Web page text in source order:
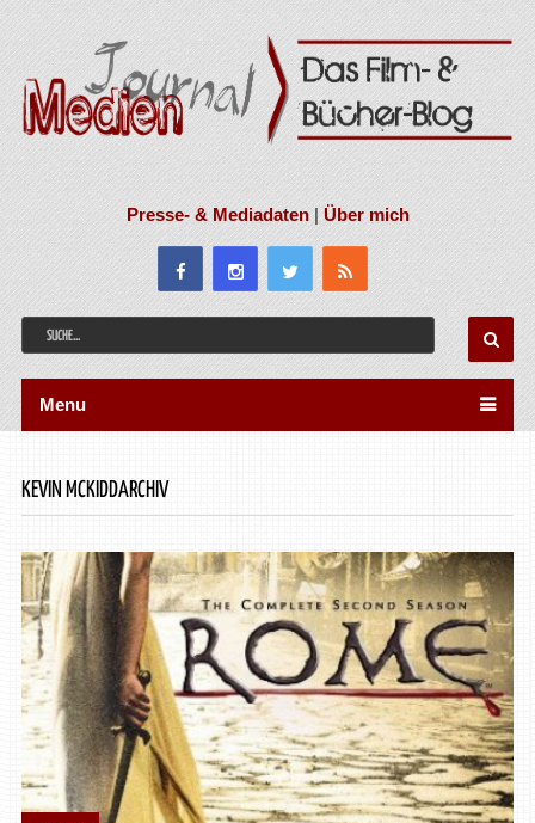
Presse- & Mediadaten|Über mich
Menu
KEVIN MCKIDDARCHIV